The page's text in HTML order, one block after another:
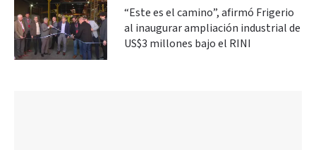
“Este es el camino”, afirmó Frigerio
al inaugurar ampliación industrial de
US$3 millones bajo el RINI